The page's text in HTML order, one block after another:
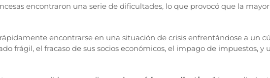
encontraron una serie de dificultades, lo que provocó que la
encontrarse en una situación de crisis enfrentándose a un
frágil, el fracaso de sus socios económicos, el impago de impuestos, y